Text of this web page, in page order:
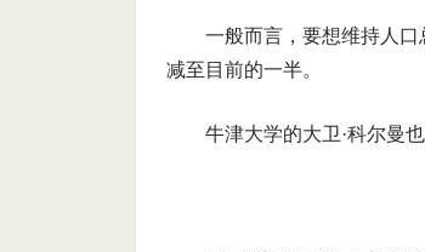
一般而言，要想维持人
减至目前的一半。
牛津大学的大卫·科尔曼